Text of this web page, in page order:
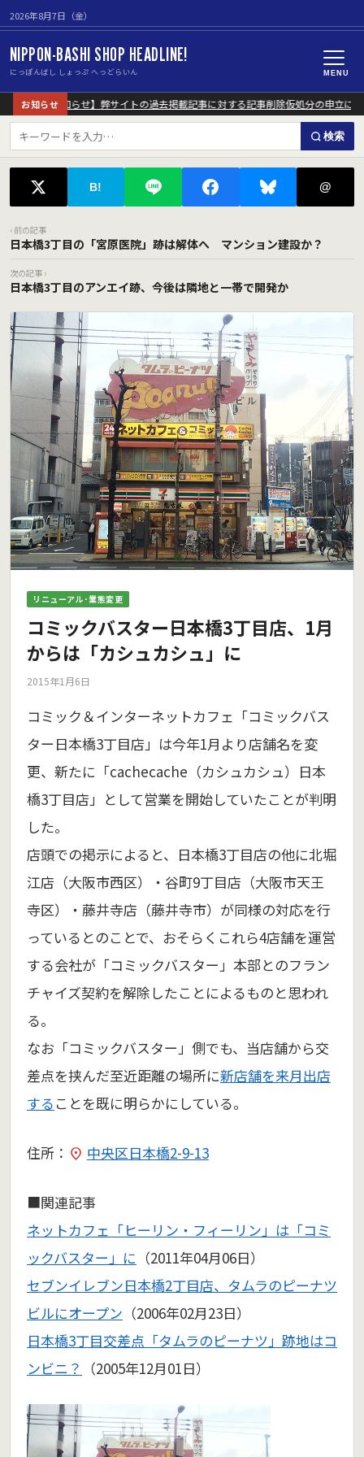
2026年8月7日（金）
NIPPON-BASHI SHOP HEADLINE!
にっぽんばし しょっぷ へっどらいん MENU
お知らせ
【重要なお知らせ】弊サイトの過去掲載記事に対する記事削除仮処分の申立につい
検索
B! @
‹ 前の記事
日本橋3丁目の「宮原医院」跡は解体へ マンション建設か？
次の記事 ›
日本橋3丁目のアンエイ跡、今後は隣地と一帯で開発か
リニューアル･業態変更
コミックバスター日本橋3丁目店、1月
からは「カシュカシュ」に
2015年1月6日
コミック＆インターネットカフェ「コミックバス
ター日本橋3丁目店」は今年1月より店舗名を変
更、新たに「cachecache（カシュカシュ）日本
橋3丁目店」として営業を開始していたことが判明
した。
店頭での掲示によると、日本橋3丁目店の他に北堀
江店（大阪市西区）・谷町9丁目店（大阪市天王
寺区）・藤井寺店（藤井寺市）が同様の対応を行
っているとのことで、おそらくこれら4店舗を運営
する会社が「コミックバスター」本部とのフラン
チャイズ契約を解除したことによるものと思われ
る。
なお「コミックバスター」側でも、当店舗から交
差点を挟んだ至近距離の場所に新店舗を来月出店
する ことを既に明らかにしている。
住所： 中央区日本橋2-9-13
■関連記事
ネットカフェ「ヒーリン・フィーリン」は「コミ
ックバスター」に （2011年04月06日）
セブンイレブン日本橋2丁目店、タムラのピーナツ
ビルにオープン （2006年02月23日）
日本橋3丁目交差点「タムラのピーナツ」跡地はコ
ンビニ？ （2005年12月01日）